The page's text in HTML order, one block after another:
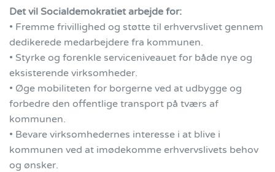
Det vil Socialdemokratiet arbejde for:
• Fremme frivillighed og støtte til erhvervslivet gennem
dedikerede medarbejdere fra kommunen.
• Styrke og forenkle serviceniveauet for både nye og
eksisterende virksomheder.
• Øge mobiliteten for borgerne ved at udbygge og
forbedre den offentlige transport på tværs af
kommunen.
• Bevare virksomhedernes interesse i at blive i
kommunen ved at imødekomme erhvervslivets behov
og ønsker.